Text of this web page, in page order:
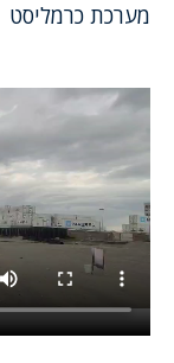
מערכת כרמליסט